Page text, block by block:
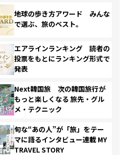
地球の歩き方アワード みんな
で選ぶ、旅のベスト。
エアラインランキング 読者の
投票をもとにランキング形式で
発表
Next韓国旅 次の韓国旅行が
もっと楽しくなる 旅先・グル
メ・テクニック
旬な“あの人”が「旅」をテー
マに語るインタビュー連載 MY
TRAVEL STORY